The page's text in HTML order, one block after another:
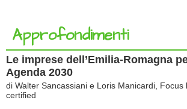
Approfondimenti
Le imprese dell’Emilia-Romagna
Agenda 2030
di Walter Sancassiani e Loris Manicardi, Focus
certified